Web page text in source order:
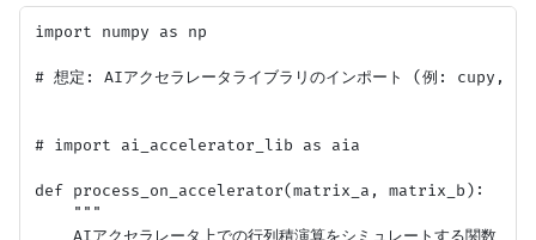
import numpy as np
# 想定: AIアクセラレータライブラリのインポート (例:
# import ai_accelerator_lib as aia
def process_on_accelerator(matrix_a, matrix_b):
    """
    AIアクセラレータ上での行列積演算をシミュレートする関数